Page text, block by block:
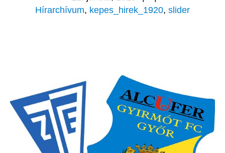
Hírarchívum, kepes_hirek_1920, slider